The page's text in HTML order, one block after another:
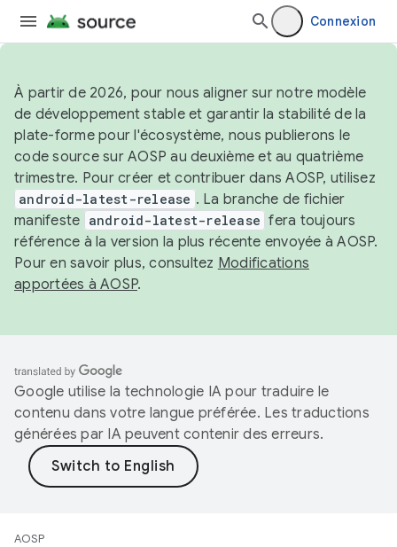
Connexion
À partir de 2026, pour nous aligner sur notre modèle
de développement stable et garantir la stabilité de la
plate-forme pour l'écosystème, nous publierons le
code source sur AOSP au deuxième et au quatrième
trimestre. Pour créer et contribuer dans AOSP, utilisez
android-latest-release . La branche de fichier
manifeste android-latest-release fera toujours
référence à la version la plus récente envoyée à AOSP.
Pour en savoir plus, consultez Modifications
apportées à AOSP.
Google utilise la technologie IA pour traduire le
contenu dans votre langue préférée. Les traductions
générées par IA peuvent contenir des erreurs.
AOSP